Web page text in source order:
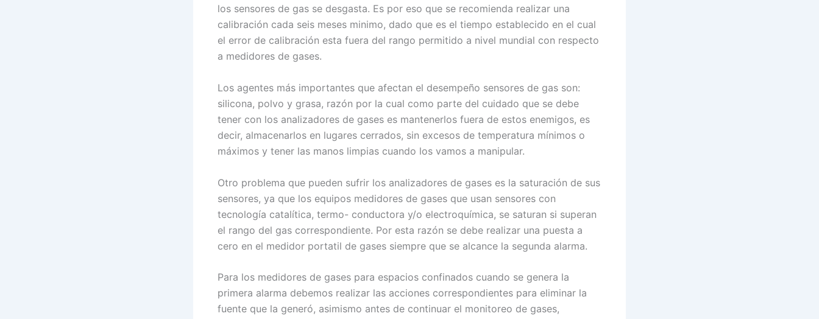
los sensores de gas se desgasta. Es por eso que se recomienda realizar una
calibración cada seis meses minimo, dado que es el tiempo establecido en el cual
el error de calibración esta fuera del rango permitido a nivel mundial con respecto
a medidores de gases.
Los agentes más importantes que afectan el desempeño sensores de gas son:
silicona, polvo y grasa, razón por la cual como parte del cuidado que se debe
tener con los analizadores de gases es mantenerlos fuera de estos enemigos, es
decir, almacenarlos en lugares cerrados, sin excesos de temperatura mínimos o
máximos y tener las manos limpias cuando los vamos a manipular.
Otro problema que pueden sufrir los analizadores de gases es la saturación de sus
sensores, ya que los equipos medidores de gases que usan sensores con
tecnología catalítica, termo- conductora y/o electroquímica, se saturan si superan
el rango del gas correspondiente. Por esta razón se debe realizar una puesta a
cero en el medidor portatil de gases siempre que se alcance la segunda alarma.
Para los medidores de gases para espacios confinados cuando se genera la
primera alarma debemos realizar las acciones correspondientes para eliminar la
fuente que la generó, asimismo antes de continuar el monitoreo de gases,